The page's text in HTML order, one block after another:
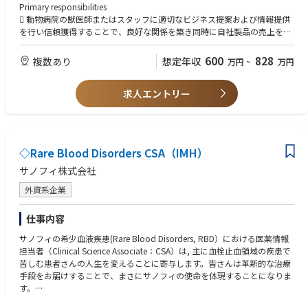
Primary responsibilities
 動物病院の獣医師またはスタッフに適切なビジネス提案および情報提供
を行い信頼獲得することで、良好な関係を築き同時に自社製品の売上を最
大化する。
 動物薬卸店の営業担当者と密接なコミュニケーションにより卸店から最
大限の協力を得る
Secondary responsibilities
 様々な分野の製品を持つ組織の特長を生かし、その病院のニーズに合致
したプロダクトミックを提案し病院の中のエランコのプレゼンスを拡大す
 様々な製品分野での販売経験
Desirable Experience:
 複数のエリアでの担当経験
Additional Preferences: その他の要件
Essential Skills / license: (mandatory for hiring)
 自動車普通免許
 高いコミュニケーションスキル
複数あり 想定年収 600 万円 ~ 828 万円
求人エントリー
◇Rare Blood Disorders CSA（IMH）
サノフィ株式会社
外資系企業
仕事内容
サノフィの希少血液疾患(Rare Blood Disorders, RBD）における医薬情報
担当者（Clinical Science Associate：CSA）は, 主に血栓止血領域の疾患で
苦しむ患者さんの人生を変えることに寄与します。皆さんは革新的な治療
手段をお届けすることで、まさにサノフィの使命を体現することになりま
す。